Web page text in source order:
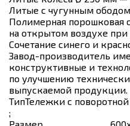
Литые с чугунным
Полимерная порошковая
на открытом воздухе
Сочетание синего и
Завод-производитель
конструктивные и
по улучшению
выпускаемой продукции.
ТипТележки с
;